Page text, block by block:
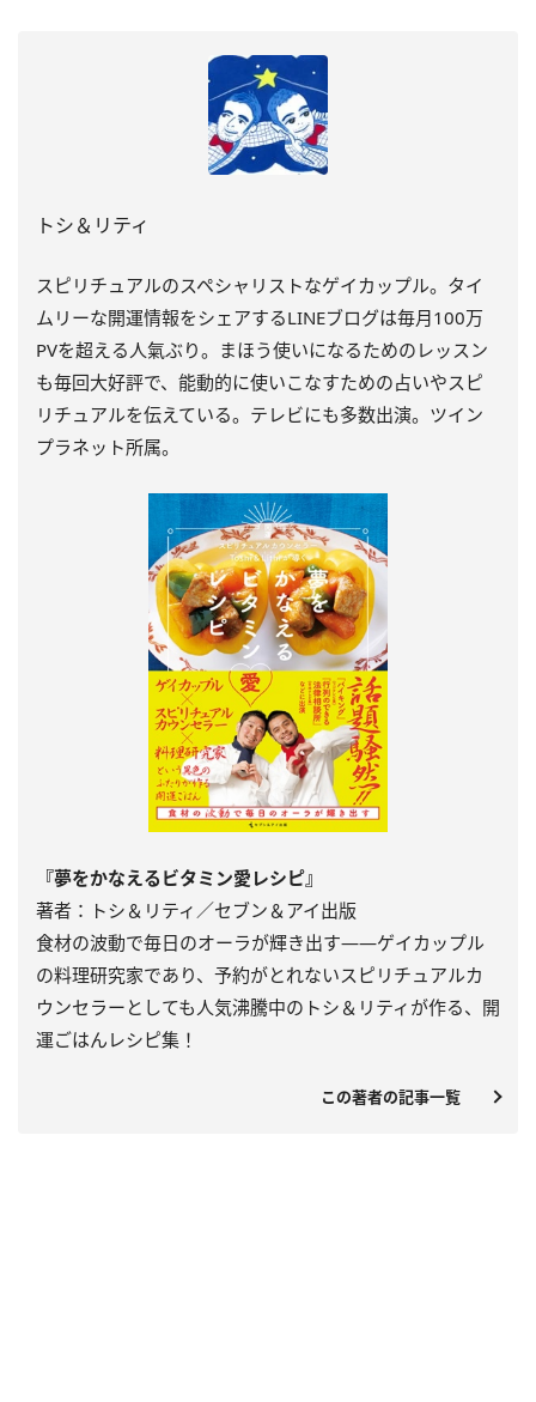
トシ＆リティ
スピリチュアルのスペシャリストなゲイカップル。タイ
ムリーな開運情報をシェアするLINEブログは毎月100万
PVを超える人氣ぶり。まほう使いになるためのレッスン
も毎回大好評で、能動的に使いこなすための占いやスピ
リチュアルを伝えている。テレビにも多数出演。ツイン
プラネット所属。
『夢をかなえるビタミン愛レシピ』
著者：トシ＆リティ／セブン＆アイ出版
食材の波動で毎日のオーラが輝き出す――ゲイカップル
の料理研究家であり、予約がとれないスピリチュアルカ
ウンセラーとしても人気沸騰中のトシ＆リティが作る、開
運ごはんレシピ集！
この著者の記事一覧